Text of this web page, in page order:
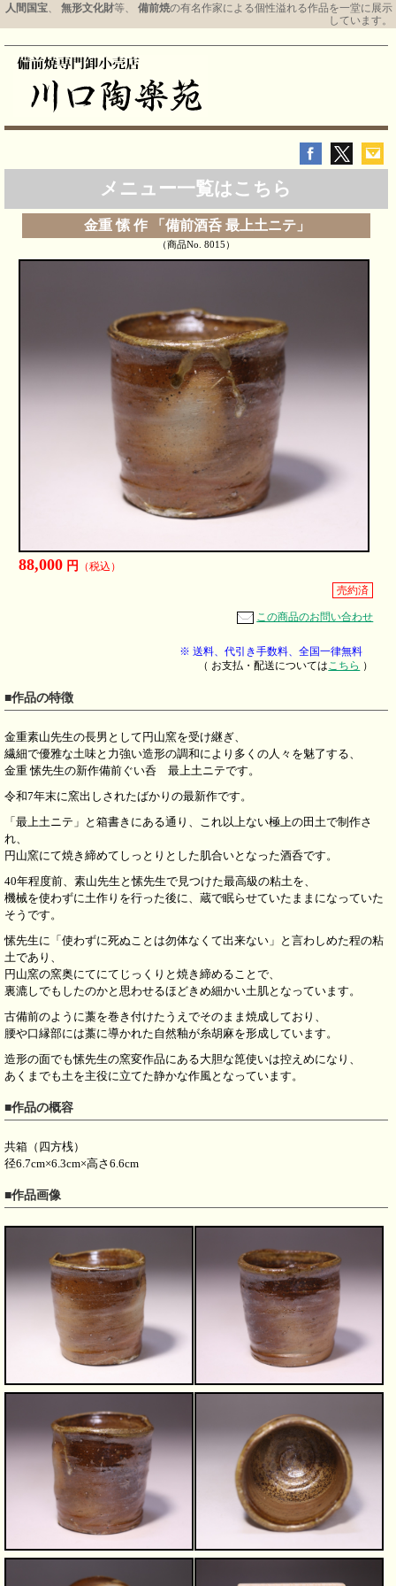
人間国宝、 無形文化財等、 備前焼の有名作家による個性溢れる作品を一堂に展示
しています。
メニュー一覧はこちら
金重 愫 作 「備前酒呑 最上土ニテ」
（商品No. 8015）
88,000 円
（税込）
売約済
この商品のお問い合わせ
※ 送料、代引き手数料、全国一律無料
（ お支払・配送については こちら ）
■作品の特徴
金重素山先生の長男として円山窯を受け継ぎ、
繊細で優雅な土味と力強い造形の調和により多くの人々を魅了する、
金重 愫先生の新作備前ぐい呑 最上土ニテです。
令和7年末に窯出しされたばかりの最新作です。
「最上土ニテ」と箱書きにある通り、これ以上ない極上の田土で制作さ
れ、
円山窯にて焼き締めてしっとりとした肌合いとなった酒呑です。
40年程度前、素山先生と愫先生で見つけた最高級の粘土を、
機械を使わずに土作りを行った後に、蔵で眠らせていたままになっていた
そうです。
愫先生に「使わずに死ぬことは勿体なくて出来ない」と言わしめた程の粘
土であり、
円山窯の窯奥にてにてじっくりと焼き締めることで、
裏漉しでもしたのかと思わせるほどきめ細かい土肌となっています。
古備前のように藁を巻き付けたうえでそのまま焼成しており、
腰や口縁部には藁に導かれた自然釉が糸胡麻を形成しています。
造形の面でも愫先生の窯変作品にある大胆な箆使いは控えめになり、
あくまでも土を主役に立てた静かな作風となっています。
■作品の概容
共箱（四方桟）
径6.7cm×6.3cm×高さ6.6cm
■作品画像